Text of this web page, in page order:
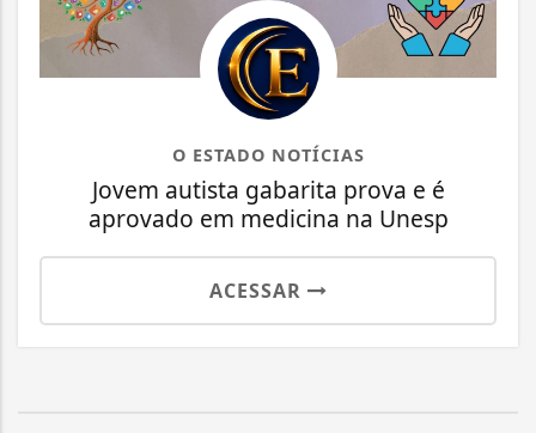
O ESTADO NOTÍCIAS
Jovem autista gabarita prova e é
aprovado em medicina na Unesp
ACESSAR